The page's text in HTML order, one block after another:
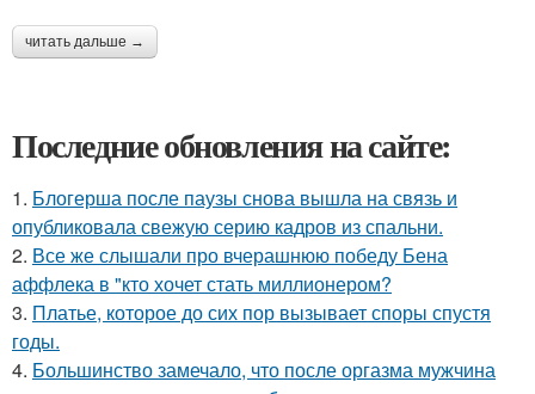
читать дальше →
Последние обновления на сайте:
1. Блогерша после паузы снова вышла на связь и
опубликовала свежую серию кадров из спальни.
2. Все же слышали про вчерашнюю победу Бена
аффлека в "кто хочет стать миллионером?
3. Платье, которое до сих пор вызывает споры спустя
годы.
4. Большинство замечало, что после оргазма мужчина